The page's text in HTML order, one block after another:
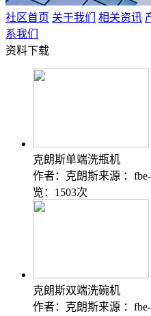
社区首页 关于我们 相关资讯
系我们
资料下载
克朗斯单端洗瓶机
作者：克朗斯来源 ：
览：1503次
克朗斯双端洗碗机
作者：克朗斯来源 ：